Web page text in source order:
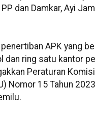
dan Damkar, Ayi
APK yang
dan ring satu kantor
Peraturan
Nomor 15 Tahun